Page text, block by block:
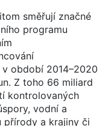
směřují značné
programu
období 2014–2020
Z toho 66 miliard
kontrolovaných
vodní a
přírody a krajiny či